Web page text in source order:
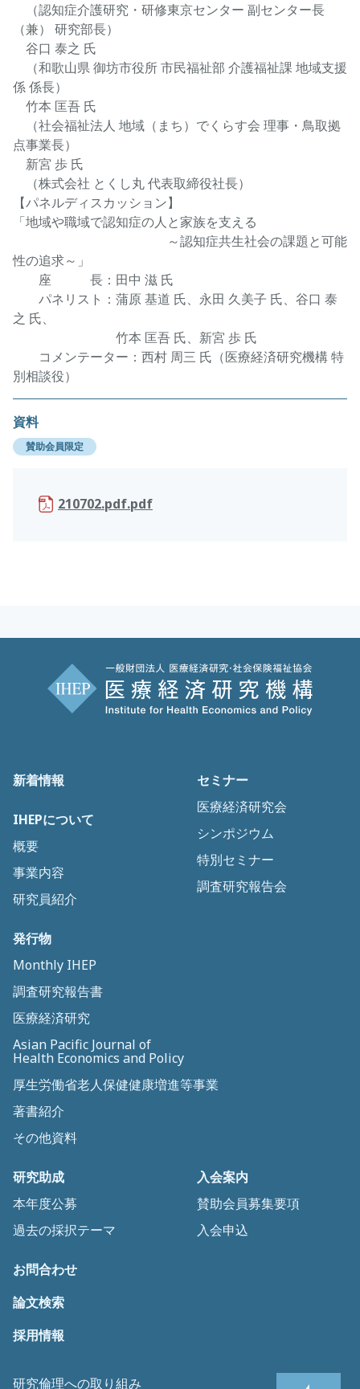
（認知症介護研究・研修東京センター 副センター長
（兼） 研究部長）
谷口 泰之 氏
（和歌山県 御坊市役所 市民福祉部 介護福祉課 地域支援
係 係長）
竹本 匡吾 氏
（社会福祉法人 地域（まち）でくらす会 理事・鳥取拠
点事業長）
新宮 歩 氏
（株式会社 とくし丸 代表取締役社長）
【パネルディスカッション】
「地域や職域で認知症の人と家族を支える
～認知症共生社会の課題と可能
性の追求～」
座 長：田中 滋 氏
パネリスト：蒲原 基道 氏、永田 久美子 氏、谷口 泰
之 氏、
竹本 匡吾 氏、新宮 歩 氏
コメンテーター：西村 周三 氏（医療経済研究機構 特
別相談役）
資料
賛助会員限定
210702.pdf.pdf
新着情報
IHEPについて
概要
事業内容
研究員紹介
セミナー
医療経済研究会
シンポジウム
特別セミナー
調査研究報告会
発行物
Monthly IHEP
調査研究報告書
医療経済研究
Asian Pacific Journal of
Health Economics and Policy
厚生労働省老人保健健康増進等事業
著書紹介
その他資料
研究助成
本年度公募
過去の採択テーマ
入会案内
賛助会員募集要項
入会申込
お問合わせ
論文検索
採用情報
研究倫理への取り組み